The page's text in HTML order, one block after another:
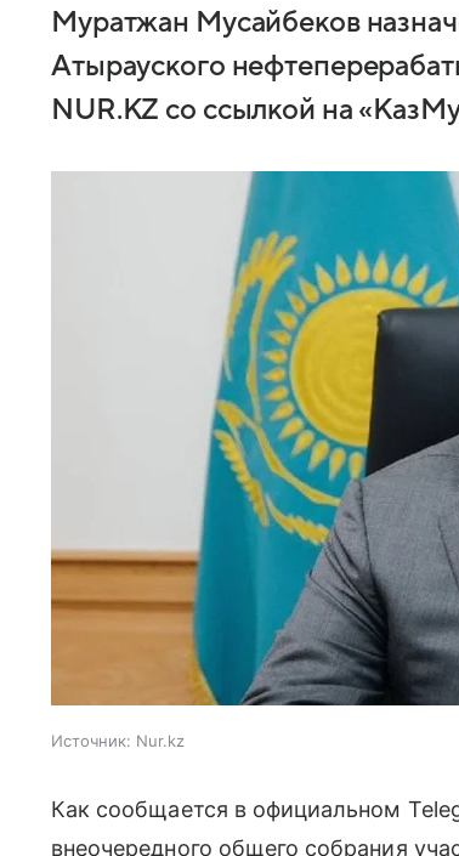
Муратжан Мусайбеков
Атырауского
NUR.KZ со ссылкой на
Источник: Nur.kz
Как сообщается в официальном
внеочередного общего собрания